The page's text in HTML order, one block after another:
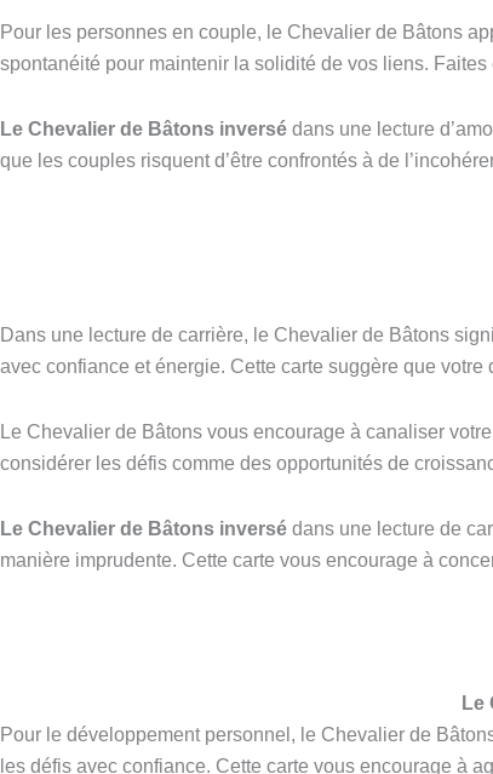
Pour les personnes en couple, le Chevalier de Bâtons
spontanéité pour maintenir la solidité de vos liens. Faites
Le Chevalier de Bâtons inversé dans une lecture
que les couples risquent d’être confrontés à de
Dans une lecture de carrière, le Chevalier de Bâtons
avec confiance et énergie. Cette carte suggère que
Le Chevalier de Bâtons vous encourage à canaliser
considérer les défis comme des opportunités de
Le Chevalier de Bâtons inversé dans une lecture de
manière imprudente. Cette carte vous encourage à
Le
Pour le développement personnel, le Chevalier de
les défis avec confiance. Cette carte vous encourage à